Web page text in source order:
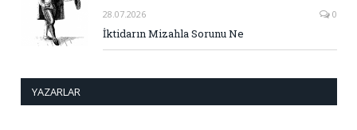
28.07.2026 0
İktidarın Mizahla Sorunu Ne
YAZARLAR